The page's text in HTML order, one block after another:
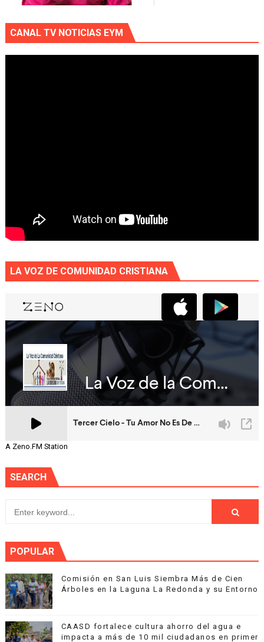
CANAL TV NOTICIAS EYM
LA VOZ DE COMUNIDAD CRISTIANA
A Zeno.FM Station
SEARCH
POPULAR
Comisión en San Luis Siembra Más de Cien
Árboles en la Laguna La Redonda y su Entorno
CAASD fortalece cultura ahorro del agua e
impacta a más de 10 mil ciudadanos en primer